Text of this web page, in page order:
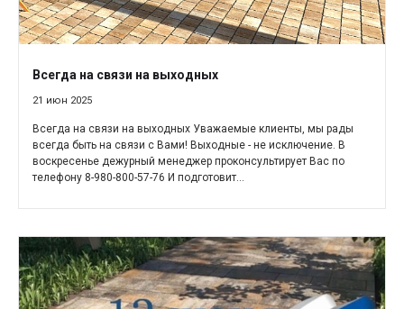
Всегда на связи на выходных
21 июн 2025
Всегда на связи на выходных Уважаемые клиенты, мы рады
всегда быть на связи с Вами! Выходные - не исключение. В
воскресенье дежурный менеджер проконсультирует Вас по
телефону 8-980-800-57-76 И подготовит...